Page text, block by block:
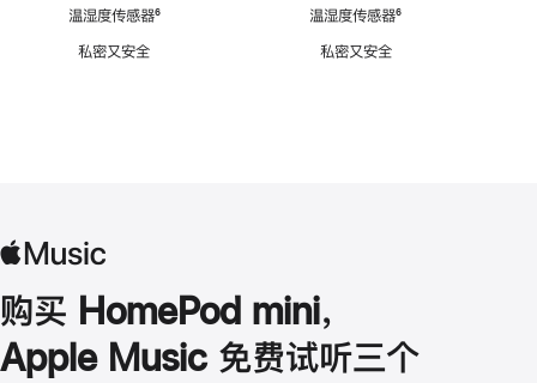
温湿度传感器脚
⁶
私密又安全
温湿度传感器脚
⁶
私密又安全
购买 HomePod mini，
Apple Music 免费试听三个